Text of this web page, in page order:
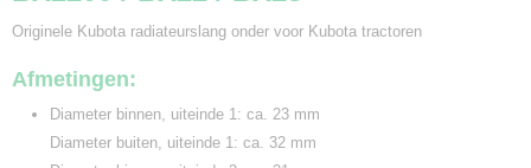
Originele Kubota radiateurslang onder voor Kubota tractoren
Afmetingen:
Diameter binnen, uiteinde 1: ca. 23 mm
Diameter buiten, uiteinde 1: ca. 32 mm